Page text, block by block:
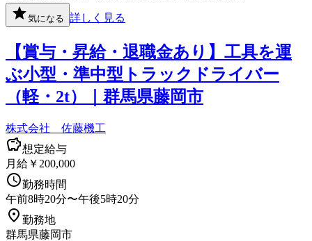
気になる 詳しく見る
【賞与・昇給・退職金あり】工具を運
ぶ小型・準中型トラックドライバー
（軽・2t）｜群馬県藤岡市
株式会社 佐藤機工
想定給与
月給￥200,000
勤務時間
午前8時20分〜午後5時20分
勤務地
群馬県藤岡市